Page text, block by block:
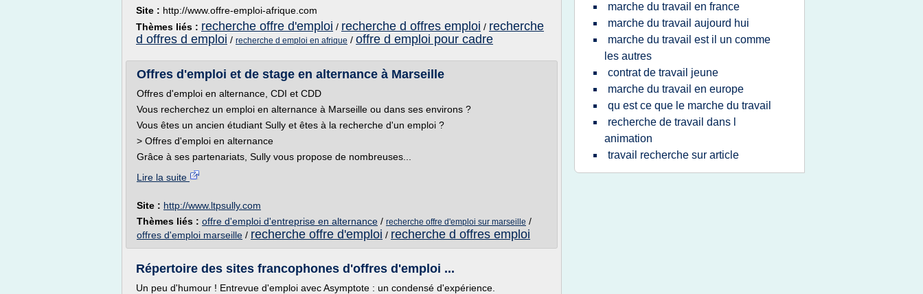
Site : http://www.offre-emploi-afrique.com
Thèmes liés : recherche offre d'emploi / recherche d offres emploi / recherche
d offres d emploi / recherche d emploi en afrique / offre d emploi pour cadre
Offres d'emploi et de stage en alternance à Marseille
Offres d'emploi en alternance, CDI et CDD
Vous recherchez un emploi en alternance à Marseille ou dans ses environs ?
Vous êtes un ancien étudiant Sully et êtes à la recherche d'un emploi ?
> Offres d'emploi en alternance
Grâce à ses partenariats, Sully vous propose de nombreuses...
Lire la suite
Site : http://www.ltpsully.com
Thèmes liés : offre d'emploi d'entreprise en alternance / recherche offre d'emploi sur marseille /
offres d'emploi marseille / recherche offre d'emploi / recherche d offres emploi
Répertoire des sites francophones d'offres d'emploi ...
Un peu d'humour ! Entrevue d'emploi avec Asymptote : un condensé d'expérience.
marche du travail en france
marche du travail aujourd hui
marche du travail est il un comme
les autres
contrat de travail jeune
marche du travail en europe
qu est ce que le marche du travail
recherche de travail dans l
animation
travail recherche sur article